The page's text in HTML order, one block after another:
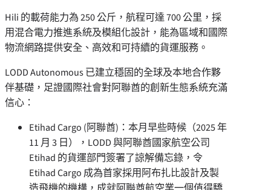
Hili 的載荷能力為 250 公斤，航程可達 700 公里，採
用混合電力推進系統及模組化設計，能為區域和國際
物流網路提供安全、高效和可持續的貨運服務。
LODD Autonomous 已建立穩固的全球及本地合作夥
伴基礎，足證國際社會對阿聯酋的創新生態系統充滿
信心：
Etihad Cargo (阿聯酋)：本月早些時候（2025 年
11 月 3 日），LODD 與阿聯酋國家航空公司
Etihad 的貨運部門簽署了諒解備忘錄，令
Etihad Cargo 成為首家採用阿布扎比設計及製